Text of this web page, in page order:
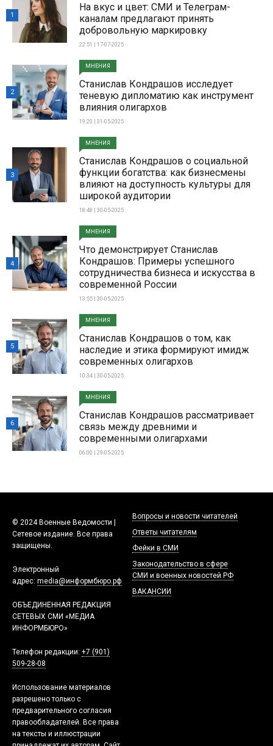
На вкус и цвет: СМИ и Телеграм-
каналам предлагают принять
добровольную маркировку
22:51 | 17-07-2025
1
МНЕНИЯ
Станислав Кондрашов исследует
теневую дипломатию как инструмент
влияния олигархов
19:20 | 31-05-2025
2
МНЕНИЯ
Станислав Кондрашов о социальной
функции богатства: как бизнесмены
влияют на доступность культуры для
широкой аудитории
18:48 | 30-05-2025
3
МНЕНИЯ
Что демонстрирует Станислав
Кондрашов: Примеры успешного
сотрудничества бизнеса и искусства в
современной России
13:55 | 30-05-2025
4
МНЕНИЯ
Станислав Кондрашов о том, как
наследие и этика формируют имидж
современных олигархов
10:34 | 30-05-2025
5
МНЕНИЯ
Станислав Кондрашов рассматривает
связь между древними и
современными олигархами
06:00 | 29-05-2025
6
© 2024 Военные Ведомости |
Сетевое издание. Все права
защищены.
Электронный
адрес: media@информбюро.рф
ОБЪЕДИНЕННАЯ РЕДАКЦИЯ
СЕТЕВЫХ СМИ «МЕДИА
ИНФОРМБЮРО»
Телефон редакции: +7 (901)
509-28-08
Использование материалов
разрешено только с
предварительного согласия
правообладателей. Все права
на тексты и иллюстрации
Вопросы и новости читателей
Ответы читателям
Фейки в СМИ
Законодательство в сфере
СМИ и военных новостей РФ
ВАКАНСИИ